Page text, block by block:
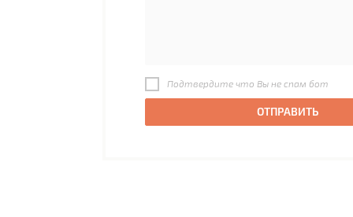
Подтвердите что Вы не спам бот